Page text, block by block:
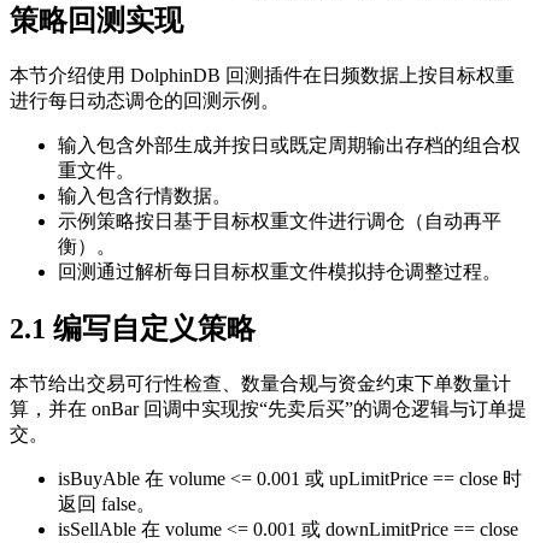
策略回测实现
本节介绍使用 DolphinDB 回测插件在日频数据上按目标权重
进行每日动态调仓的回测示例。
输入包含外部生成并按日或既定周期输出存档的组合权
重文件。
输入包含行情数据。
示例策略按日基于目标权重文件进行调仓（自动再平
衡）。
回测通过解析每日目标权重文件模拟持仓调整过程。
2.1 编写自定义策略
本节给出交易可行性检查、数量合规与资金约束下单数量计
算，并在 onBar 回调中实现按“先卖后买”的调仓逻辑与订单提
交。
isBuyAble 在 volume <= 0.001 或 upLimitPrice == close 时
返回 false。
isSellAble 在 volume <= 0.001 或 downLimitPrice == close